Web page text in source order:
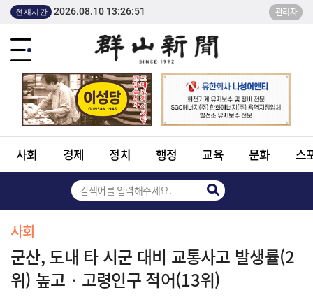
현재시간 2026.08.10 13:26:51 관리자
사회 경제 정치 행정 교육 문화 스
사회
군산, 도내 타 시군 대비 교통사고 발생률(2
위) 높고‧고령인구 적어(13위)